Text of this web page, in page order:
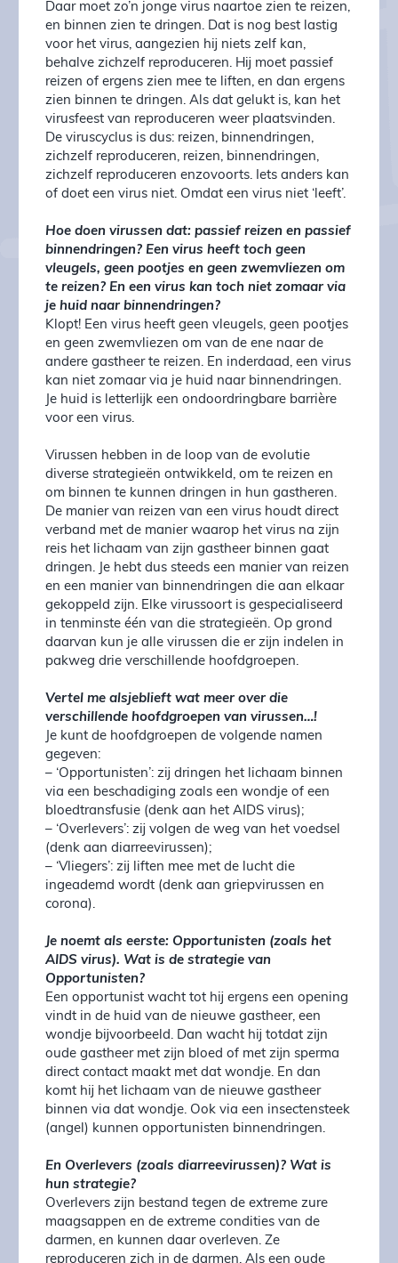
Daar moet zo’n jonge virus naartoe zien te reizen,
en binnen zien te dringen. Dat is nog best lastig
voor het virus, aangezien hij niets zelf kan,
behalve zichzelf reproduceren. Hij moet passief
reizen of ergens zien mee te liften, en dan ergens
zien binnen te dringen. Als dat gelukt is, kan het
virusfeest van reproduceren weer plaatsvinden.
De viruscyclus is dus: reizen, binnendringen,
zichzelf reproduceren, reizen, binnendringen,
zichzelf reproduceren enzovoorts. Iets anders kan
of doet een virus niet. Omdat een virus niet ‘leeft’.
Hoe doen virussen dat: passief reizen en passief
binnendringen? Een virus heeft toch geen
vleugels, geen pootjes en geen zwemvliezen om
te reizen? En een virus kan toch niet zomaar via
je huid naar binnendringen?
Klopt! Een virus heeft geen vleugels, geen pootjes
en geen zwemvliezen om van de ene naar de
andere gastheer te reizen. En inderdaad, een virus
kan niet zomaar via je huid naar binnendringen.
Je huid is letterlijk een ondoordringbare barrière
voor een virus.
Virussen hebben in de loop van de evolutie
diverse strategieën ontwikkeld, om te reizen en
om binnen te kunnen dringen in hun gastheren.
De manier van reizen van een virus houdt direct
verband met de manier waarop het virus na zijn
reis het lichaam van zijn gastheer binnen gaat
dringen. Je hebt dus steeds een manier van reizen
en een manier van binnendringen die aan elkaar
gekoppeld zijn. Elke virussoort is gespecialiseerd
in tenminste één van die strategieën. Op grond
daarvan kun je alle virussen die er zijn indelen in
pakweg drie verschillende hoofdgroepen.
Vertel me alsjeblieft wat meer over die
verschillende hoofdgroepen van virussen…!
Je kunt de hoofdgroepen de volgende namen
gegeven:
– ‘Opportunisten’: zij dringen het lichaam binnen
via een beschadiging zoals een wondje of een
bloedtransfusie (denk aan het AIDS virus);
– ‘Overlevers’: zij volgen de weg van het voedsel
(denk aan diarreevirussen);
– ‘Vliegers’: zij liften mee met de lucht die
ingeademd wordt (denk aan griepvirussen en
corona).
Je noemt als eerste: Opportunisten (zoals het
AIDS virus). Wat is de strategie van
Opportunisten?
Een opportunist wacht tot hij ergens een opening
vindt in de huid van de nieuwe gastheer, een
wondje bijvoorbeeld. Dan wacht hij totdat zijn
oude gastheer met zijn bloed of met zijn sperma
direct contact maakt met dat wondje. En dan
komt hij het lichaam van de nieuwe gastheer
binnen via dat wondje. Ook via een insectensteek
(angel) kunnen opportunisten binnendringen.
En Overlevers (zoals diarreevirussen)? Wat is
hun strategie?
Overlevers zijn bestand tegen de extreme zure
maagsappen en de extreme condities van de
darmen, en kunnen daar overleven. Ze
reproduceren zich in de darmen. Als een oude